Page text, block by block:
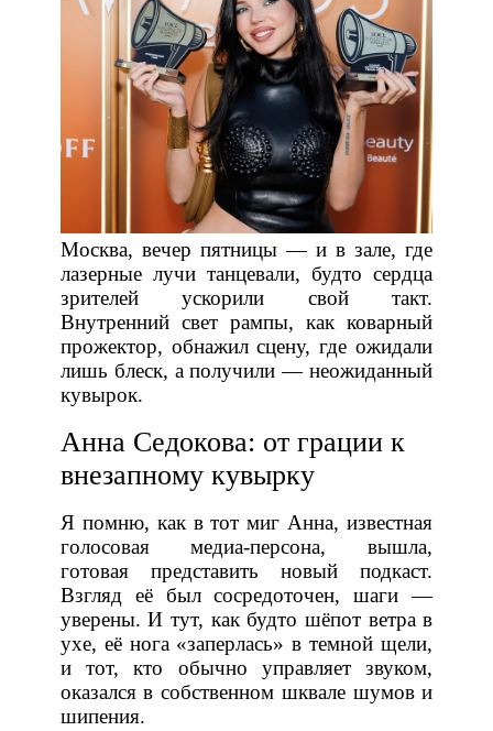
Москва, вечер пятницы — и в зале, где
лазерные лучи танцевали, будто сердца
зрителей ускорили свой такт.
Внутренний свет рампы, как коварный
прожектор, обнажил сцену, где ожидали
лишь блеск, а получили — неожиданный
кувырок.
Анна Седокова: от грации к
внезапному кувырку
Я помню, как в тот миг Анна, известная
голосовая медиа‑персона, вышла,
готовая представить новый подкаст.
Взгляд её был сосредоточен, шаги —
уверены. И тут, как будто шёпот ветра в
ухе, её нога «заперлась» в темной щели,
и тот, кто обычно управляет звуком,
оказался в собственном шквале шумов и
шипения.